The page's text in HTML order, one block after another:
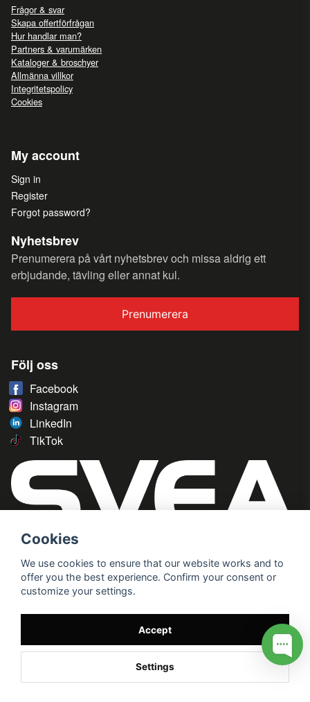
Frågor & svar
Skapa offertförfrågan
Hur handlar man?
Partners & varumärken
Kataloger & broschyer
Allmänna villkor
Integritetspolicy
Cookies
My account
Sign in
Register
Forgot password?
Nyhetsbrev
Prenumerera på vårt nyhetsbrev och missa aldrig ett
erbjudande, tävling eller annat kul.
Prenumerera
Följ oss
Facebook
Instagram
LinkedIn
TikTok
Cookies
We use cookies to ensure that our website works and to
offer you the best experience. Confirm your consent or
customize your settings.
Accept
Settings